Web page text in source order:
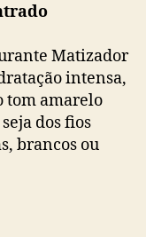
Matizador
intensa,
tom amarelo
dos fios
brancos ou